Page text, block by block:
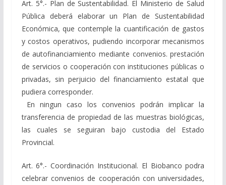
Art. 5°.- Plan de Sustentabilidad. El Ministerio de Salud
Pública deberá elaborar un Plan de Sustentabilidad
Económica, que contemple la cuantificación de gastos
y costos operativos, pudiendo incorporar mecanismos
de autofinanciamiento mediante convenios. prestación
de servicios o cooperación con instituciones públicas o
privadas, sin perjuicio del financiamiento estatal que
pudiera corresponder.
En ningun caso los convenios podrán implicar la
transferencia de propiedad de las muestras biológicas,
las cuales se seguiran bajo custodia del Estado
Provincial.
Art. 6°.- Coordinación Institucional. El Biobanco podra
celebrar convenios de cooperación con universidades,